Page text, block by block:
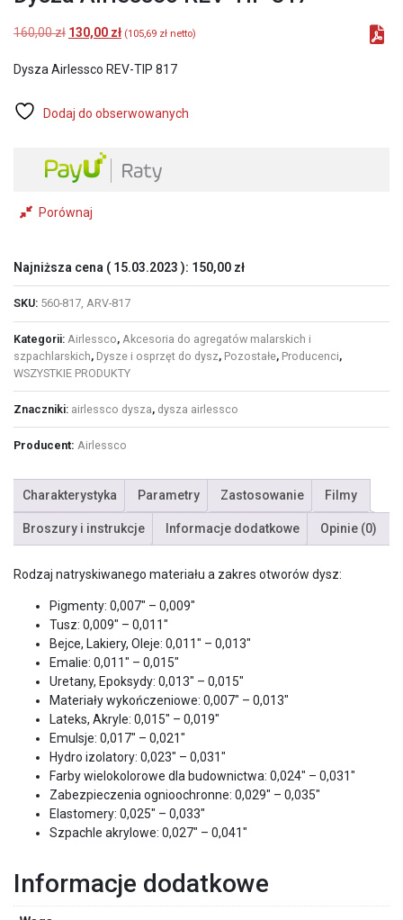
160,00zł Pierwotna
wynosiła:
130,00 złAktualna
wynosi:
(105,69 zł netto)
Dysza Airlessco REV-TIP 817
Dodaj do obserwowanych
Porównaj
Najniższa cena ( 15.03.2023 ): 150,00 zł
SKU: 560-817, ARV-817
Kategorii: Airlessco, Akcesoria do agregatów malarskich i
szpachlarskich, Dysze i osprzęt do dysz, Pozostałe, Producenci,
WSZYSTKIE PRODUKTY
Znaczniki: airlessco dysza, dysza airlessco
Producent: Airlessco
Charakterystyka Parametry Zastosowanie Filmy
Broszury i instrukcje Informacje dodatkowe Opinie (0)
Rodzaj natryskiwanego materiału a zakres otworów dysz:
Pigmenty: 0,007″ – 0,009″
Tusz: 0,009″ – 0,011″
Bejce, Lakiery, Oleje: 0,011″ – 0,013″
Emalie: 0,011″ – 0,015″
Uretany, Epoksydy: 0,013″ – 0,015″
Materiały wykończeniowe: 0,007″ – 0,013″
Lateks, Akryle: 0,015″ – 0,019″
Emulsje: 0,017″ – 0,021″
Hydro izolatory: 0,023″ – 0,031″
Farby wielokolorowe dla budownictwa: 0,024″ – 0,031″
Zabezpieczenia ognioochronne: 0,029″ – 0,035″
Elastomery: 0,025″ – 0,033″
Szpachle akrylowe: 0,027″ – 0,041″
Informacje dodatkowe